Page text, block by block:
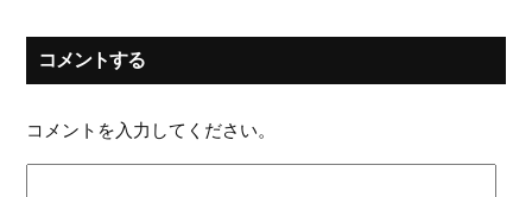
コメントする
コメントを入力してください。